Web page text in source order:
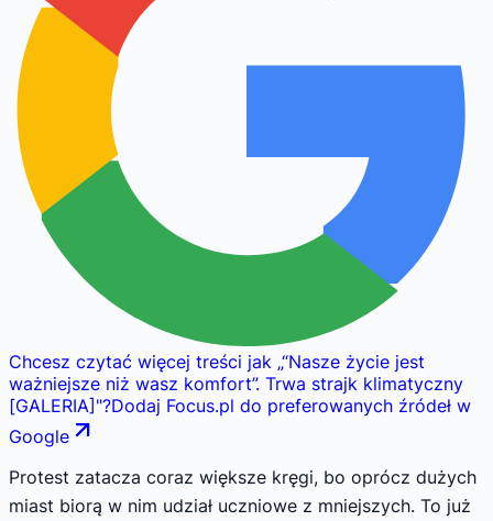
Chcesz czytać więcej treści jak „“Nasze życie jest
ważniejsze niż wasz komfort”. Trwa strajk klimatyczny
[GALERIA] "?Dodaj Focus.pl do preferowanych źródeł w
Google
Protest zatacza coraz większe kręgi, bo oprócz dużych
miast biorą w nim udział uczniowe z mniejszych. To już